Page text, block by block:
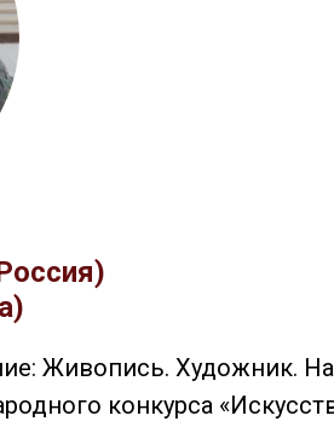
Живопись. Художник.
конкурса